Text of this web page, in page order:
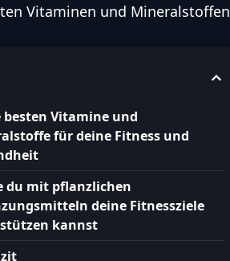
Vitaminen und Mineralstoffen
besten Vitamine und
für deine Fitness und
du mit pflanzlichen
deine Fitnessziele
kannst